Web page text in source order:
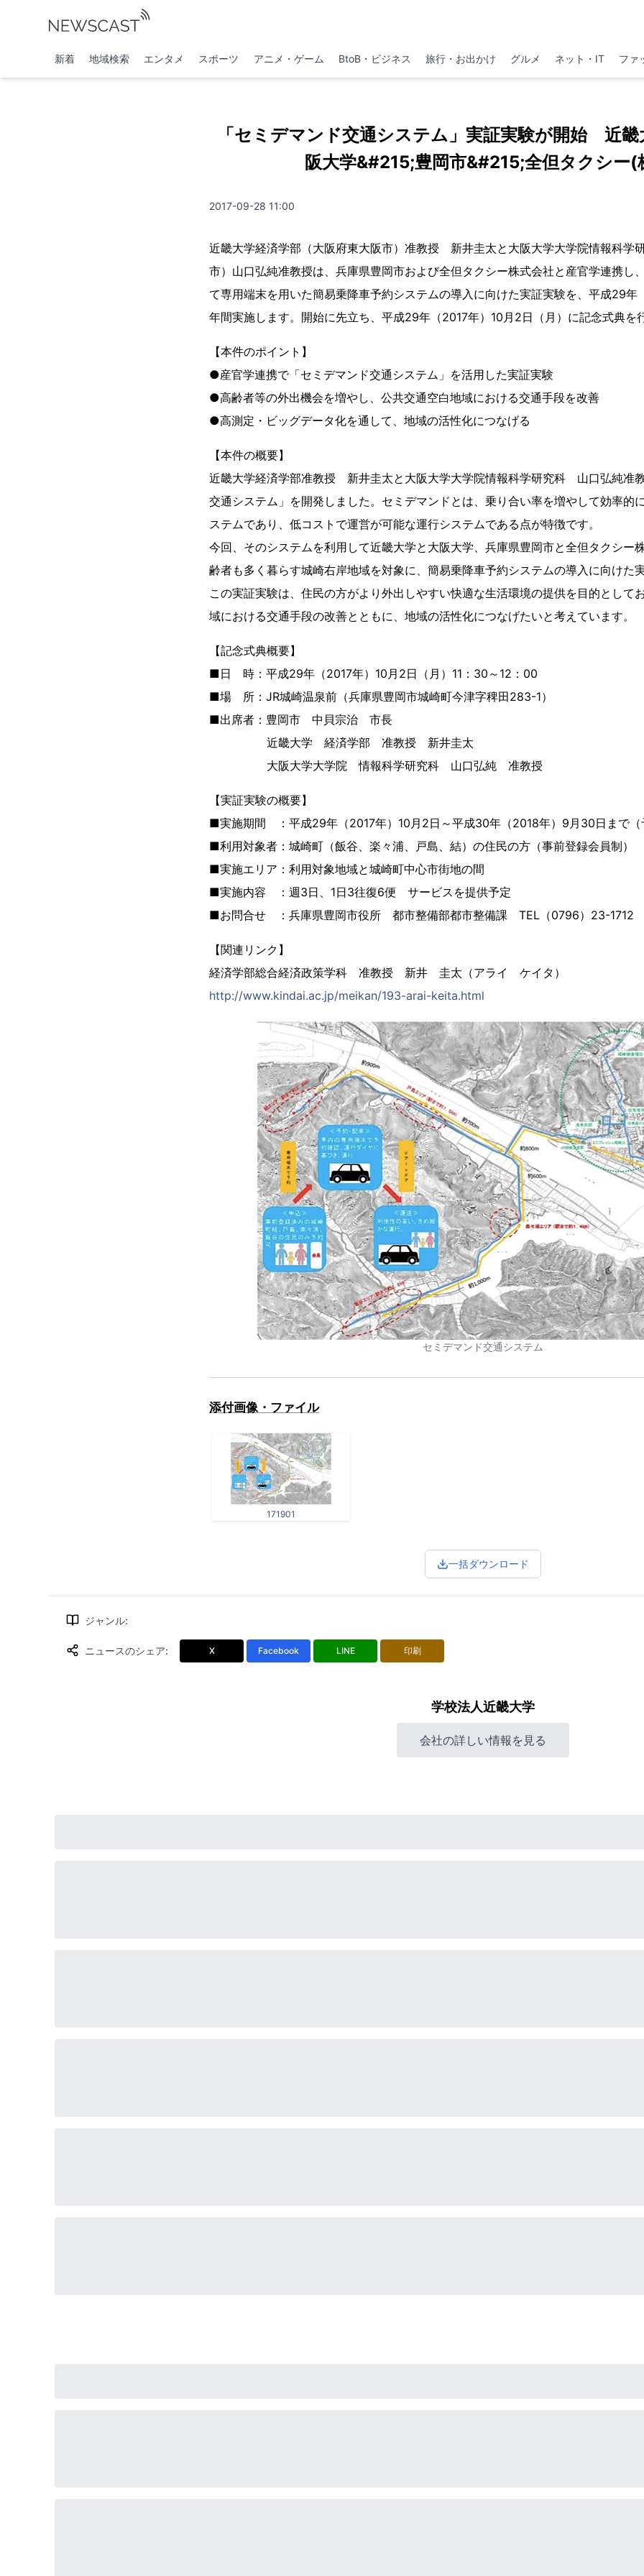
新着 地域検索 エンタメ スポーツ アニメ・ゲーム BtoB・ビジネス 旅行・お出かけ グルメ ネット・IT ファ
「セミデマンド交通システム」実証実験が開始 近
阪大学&#215;豊岡市&#215;全但タクシー(
2017-09-28 11:00
近畿大学経済学部（大阪府東大阪市）准教授 新井圭太と大阪大学大学院情報科学
市）山口弘純准教授は、兵庫県豊岡市および全但タクシー株式会社と産官学連携し
て専用端末を用いた簡易乗降車予約システムの導入に向けた実証実験を、平成29年
年間実施します。開始に先立ち、平成29年（2017年）10月2日（月）に記念式典を
【本件のポイント】
●産官学連携で「セミデマンド交通システム」を活用した実証実験
●高齢者等の外出機会を増やし、公共交通空白地域における交通手段を改善
●高測定・ビッグデータ化を通して、地域の活性化につなげる
【本件の概要】
近畿大学経済学部准教授 新井圭太と大阪大学大学院情報科学研究科 山口弘純准
交通システム」を開発しました。セミデマンドとは、乗り合い率を増やして効率的
ステムであり、低コストで運営が可能な運行システムである点が特徴です。
今回、そのシステムを利用して近畿大学と大阪大学、兵庫県豊岡市と全但タクシー
齢者も多く暮らす城崎右岸地域を対象に、簡易乗降車予約システムの導入に向けた
この実証実験は、住民の方がより外出しやすい快適な生活環境の提供を目的として
域における交通手段の改善とともに、地域の活性化につなげたいと考えています。
【記念式典概要】
■日 時：平成29年（2017年）10月2日（月）11：30～12：00
■場 所：JR城崎温泉前（兵庫県豊岡市城崎町今津字稗田283-1）
■出席者：豊岡市 中貝宗治 市長
近畿大学 経済学部 准教授 新井圭太
大阪大学大学院 情報科学研究科 山口弘純 准教授
【実証実験の概要】
■実施期間 ：平成29年（2017年）10月2日～平成30年（2018年）9月30日まで（
■利用対象者：城崎町（飯谷、楽々浦、戸島、結）の住民の方（事前登録会員制）
■実施エリア：利用対象地域と城崎町中心市街地の間
■実施内容 ：週3日、1日3往復6便 サービスを提供予定
■お問合せ ：兵庫県豊岡市役所 都市整備部都市整備課 TEL（0796）23-1712
【関連リンク】
経済学部総合経済政策学科 准教授 新井 圭太（アライ ケイタ）
http://www.kindai.ac.jp/meikan/193-arai-keita.html
セミデマンド交通システム
添付画像・ファイル
171901
一括ダウンロード
ジャンル:
ニュースのシェア: X Facebook LINE 印刷
学校法人近畿大学
会社の詳しい情報を見る